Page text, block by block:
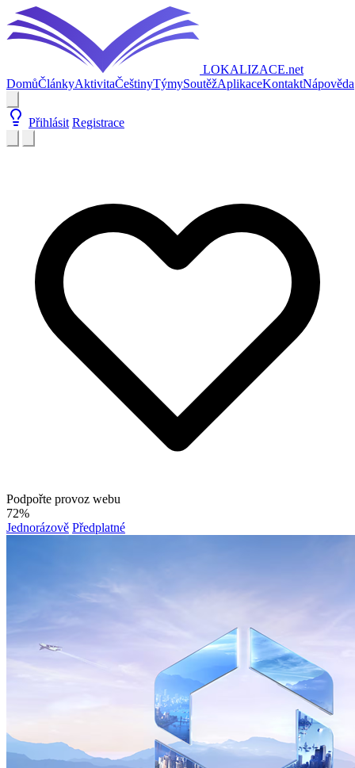
LOKALIZACE.net
DomůČlánkyAktivitaČeštinyTýmySoutěžAplikaceKontaktNápověda
Přihlásit Registrace
Podpořte provoz webu
72%
Jednorázově Předplatné